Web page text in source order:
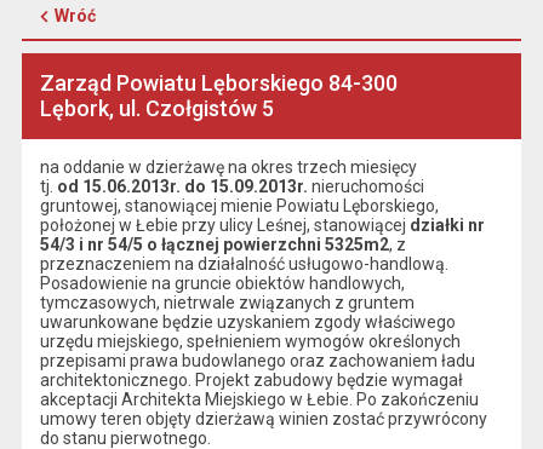
Wróć
Zarząd Powiatu Lęborskiego 84-300
Lębork, ul. Czołgistów 5
na oddanie w dzierżawę na okres trzech miesięcy
tj. od 15.06.2013r. do 15.09.2013r. nieruchomości
gruntowej, stanowiącej mienie Powiatu Lęborskiego,
położonej w Łebie przy ulicy Leśnej, stanowiącej działki nr
54/3 i nr 54/5 o łącznej powierzchni 5325m2, z
przeznaczeniem na działalność usługowo-handlową.
Posadowienie na gruncie obiektów handlowych,
tymczasowych, nietrwale związanych z gruntem
uwarunkowane będzie uzyskaniem zgody właściwego
urzędu miejskiego, spełnieniem wymogów określonych
przepisami prawa budowlanego oraz zachowaniem ładu
architektonicznego. Projekt zabudowy będzie wymagał
akceptacji Architekta Miejskiego w Łebie. Po zakończeniu
umowy teren objęty dzierżawą winien zostać przywrócony
do stanu pierwotnego.